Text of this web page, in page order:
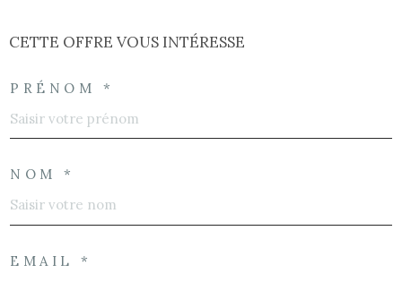
CETTE OFFRE VOUS INTÉRESSE
PRÉNOM *
NOM *
EMAIL *